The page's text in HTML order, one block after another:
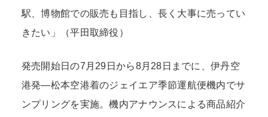
駅、博物館での販売も目指し、長く大事に売ってい
きたい」（平田取締役）
発売開始日の7月29日から8月28日までに、伊丹空
港発―松本空港着のジェイエア季節運航便機内でサ
ンプリングを実施。機内アナウンスによる商品紹介